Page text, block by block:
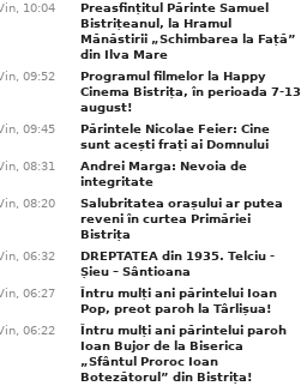
10:04
Preasfințitul Părinte Samuel
Bistrițeanul, la Hramul
Mănăstirii „Schimbarea la Față”
din Ilva Mare
09:52
Programul filmelor la Happy
Cinema Bistrița, în perioada 7-13
august!
09:45
Părintele Nicolae Feier: Cine
sunt acești frați ai Domnului
08:31
Andrei Marga: Nevoia de
integritate
08:20
Salubritatea orașului ar putea
reveni în curtea Primăriei
Bistrița
06:32
DREPTATEA din 1935. Telciu -
Șieu – Sântioana
06:27
Întru mulți ani părintelui Ioan
Pop, preot paroh la Târlișua!
06:22
Întru mulți ani părintelui paroh
Ioan Bujor de la Biserica
„Sfântul Proroc Ioan
Botezătorul” din Bistrița!